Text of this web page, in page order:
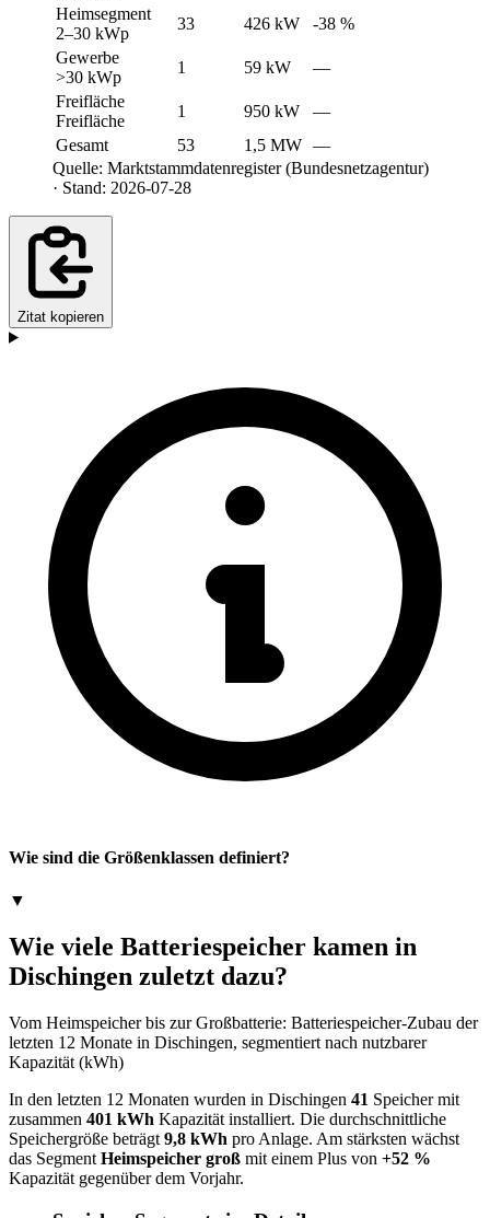
Heimsegment
2–30 kWp
33 426 kW
-38 %
Gewerbe
>30 kWp
1 59 kW
—
Freifläche
Freifläche
1 950 kW
—
Gesamt
53 1,5 MW —
Quelle: Marktstammdatenregister (Bundesnetzagentur)
· Stand: 2026-07-28
Zitat kopieren
Wie sind die Größenklassen definiert?
▼
Wie viele Batteriespeicher kamen in
Dischingen zuletzt dazu?
Vom Heimspeicher bis zur Großbatterie: Batteriespeicher-Zubau der
letzten 12 Monate in Dischingen, segmentiert nach nutzbarer
Kapazität (kWh)
In den letzten 12 Monaten wurden in Dischingen 41 Speicher mit
zusammen 401 kWh Kapazität installiert. Die durchschnittliche
Speichergröße beträgt 9,8 kWh pro Anlage. Am stärksten wächst
das Segment Heimspeicher groß mit einem Plus von +52 %
Kapazität gegenüber dem Vorjahr.